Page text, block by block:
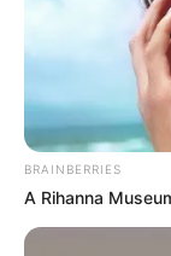
TEMAS
BRAINBERRIES
A Rihanna